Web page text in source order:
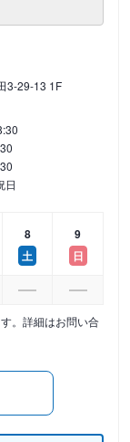
3-29-13 1F
日
8
土
9
日
。詳細はお問い合